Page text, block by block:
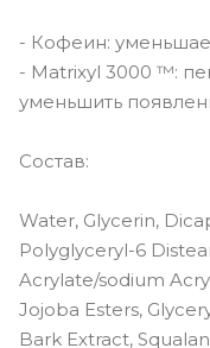
- Кофеин:
- Matrixyl 3000 ™:
уменьшить
Состав:
Water, Glycerin,
Polyglyceryl-6
Acrylate/sodium
Jojoba Esters,
Bark Extract,